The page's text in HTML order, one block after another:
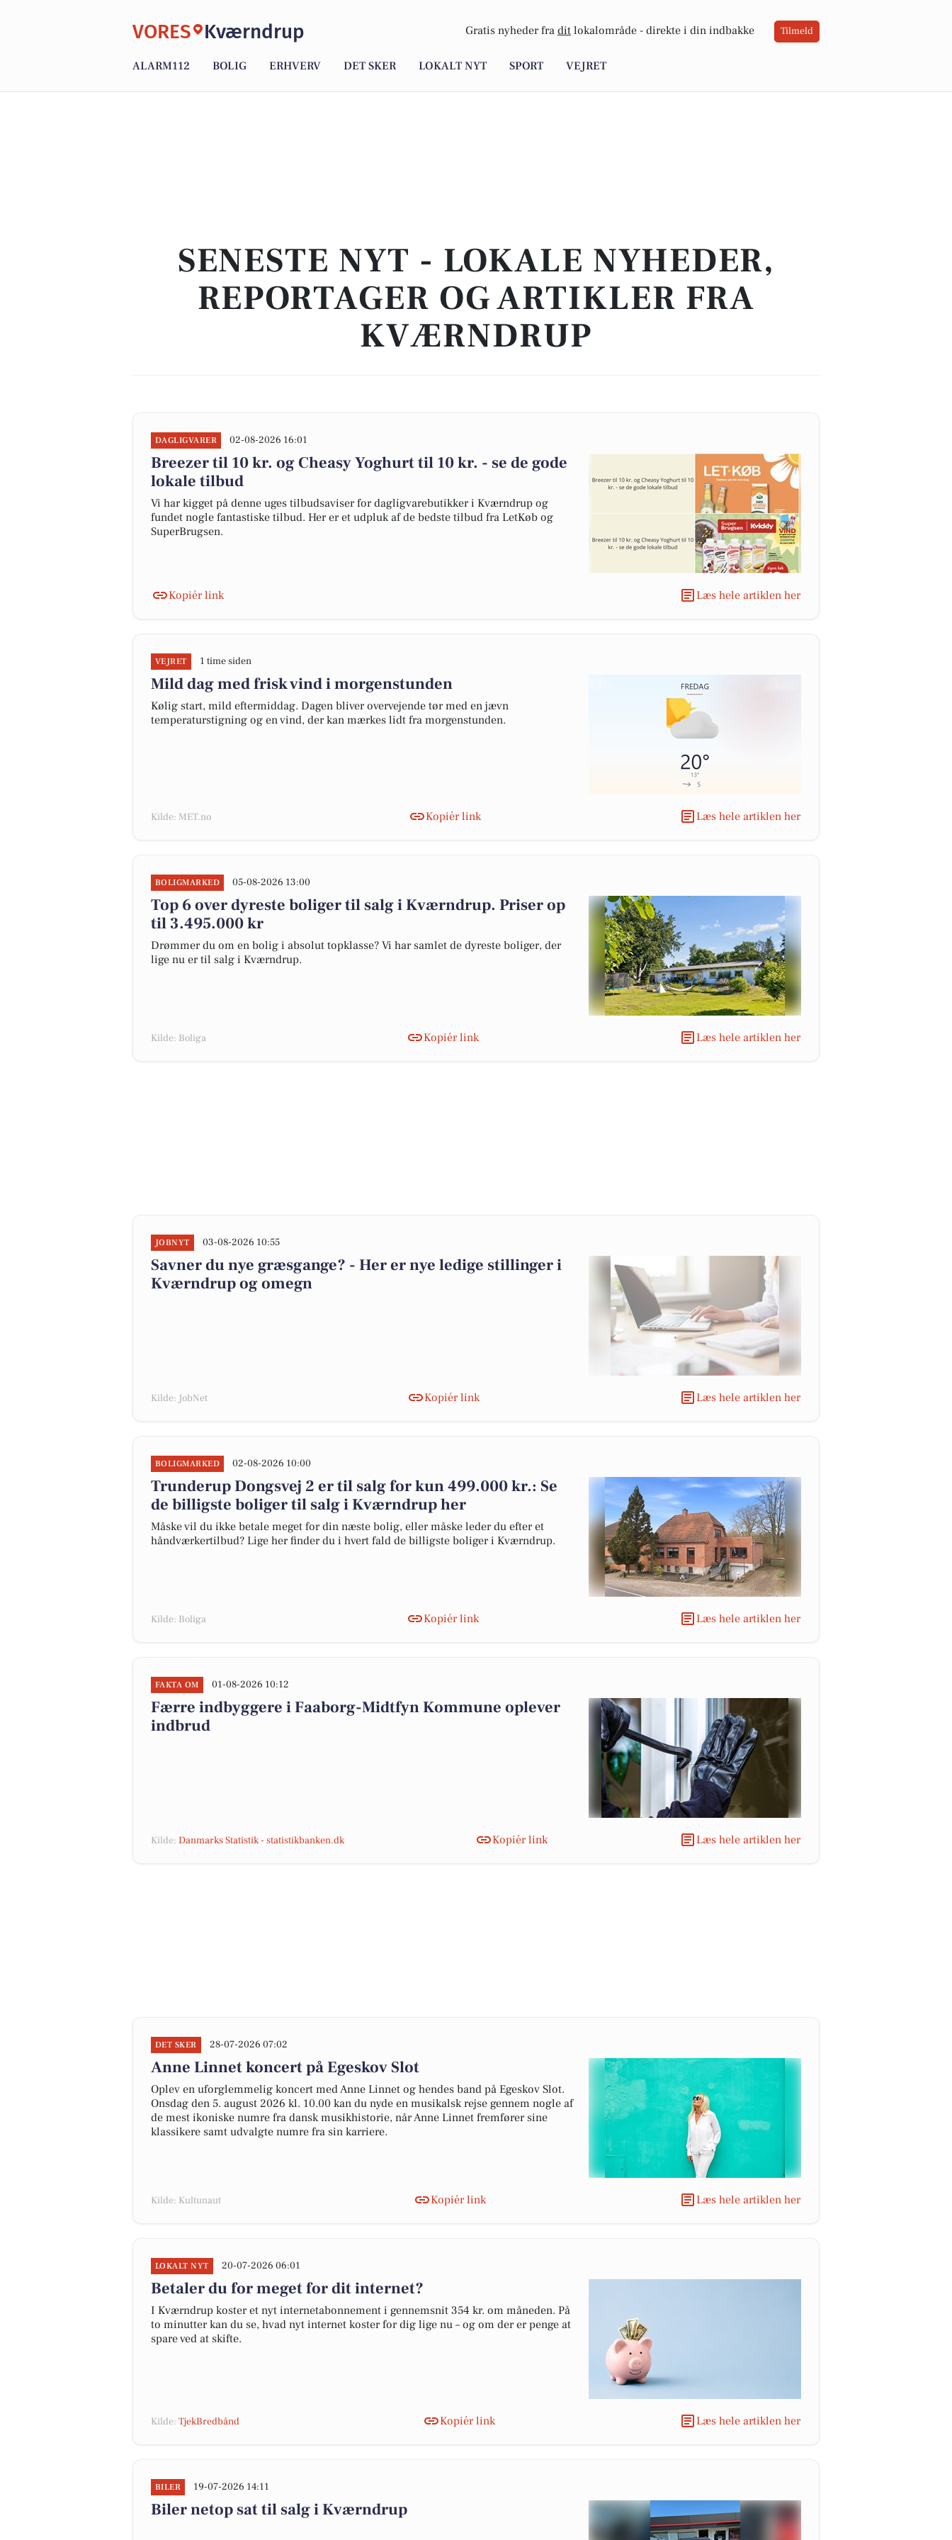
VORES Kværndrup Gratis nyheder fra dit lokalområde - direkte i din indbakke Tilmeld
ALARM112 BOLIG ERHVERV DET SKER LOKALT NYT SPORT VEJRET
SENESTE NYT - LOKALE NYHEDER,
REPORTAGER OG ARTIKLER FRA
KVÆRNDRUP
DAGLIGVARER 02-08-2026 16:01
Breezer til 10 kr. og Cheasy Yoghurt til 10 kr. - se de gode
lokale tilbud
Vi har kigget på denne uges tilbudsaviser for dagligvarebutikker i Kværndrup og
fundet nogle fantastiske tilbud. Her er et udpluk af de bedste tilbud fra LetKøb og
SuperBrugsen.
Kopiér link Læs hele artiklen her
VEJRET 1 time siden
Mild dag med frisk vind i morgenstunden
Kølig start, mild eftermiddag. Dagen bliver overvejende tør med en jævn
temperaturstigning og en vind, der kan mærkes lidt fra morgenstunden.
Kilde: MET.no Kopiér link Læs hele artiklen her
BOLIGMARKED 05-08-2026 13:00
Top 6 over dyreste boliger til salg i Kværndrup. Priser op
til 3.495.000 kr
Drømmer du om en bolig i absolut topklasse? Vi har samlet de dyreste boliger, der
lige nu er til salg i Kværndrup.
Kilde: Boliga Kopiér link Læs hele artiklen her
JOBNYT 03-08-2026 10:55
Savner du nye græsgange? - Her er nye ledige stillinger i
Kværndrup og omegn
Kilde: JobNet Kopiér link Læs hele artiklen her
BOLIGMARKED 02-08-2026 10:00
Trunderup Dongsvej 2 er til salg for kun 499.000 kr.: Se
de billigste boliger til salg i Kværndrup her
Måske vil du ikke betale meget for din næste bolig, eller måske leder du efter et
håndværkertilbud? Lige her finder du i hvert fald de billigste boliger i Kværndrup.
Kilde: Boliga Kopiér link Læs hele artiklen her
FAKTA OM 01-08-2026 10:12
Færre indbyggere i Faaborg-Midtfyn Kommune oplever
indbrud
Kilde: Danmarks Statistik - statistikbanken.dk Kopiér link Læs hele artiklen her
DET SKER 28-07-2026 07:02
Anne Linnet koncert på Egeskov Slot
Oplev en uforglemmelig koncert med Anne Linnet og hendes band på Egeskov Slot.
Onsdag den 5. august 2026 kl. 10.00 kan du nyde en musikalsk rejse gennem nogle af
de mest ikoniske numre fra dansk musikhistorie, når Anne Linnet fremfører sine
klassikere samt udvalgte numre fra sin karriere.
Kilde: Kultunaut Kopiér link Læs hele artiklen her
LOKALT NYT 20-07-2026 06:01
Betaler du for meget for dit internet?
I Kværndrup koster et nyt internetabonnement i gennemsnit 354 kr. om måneden. På
to minutter kan du se, hvad nyt internet koster for dig lige nu – og om der er penge at
spare ved at skifte.
Kilde: TjekBredbånd Kopiér link Læs hele artiklen her
BILER 19-07-2026 14:11
Biler netop sat til salg i Kværndrup